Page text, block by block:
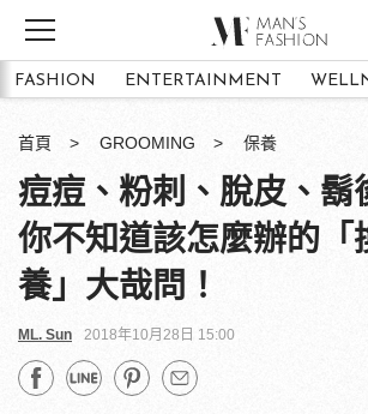
FASHION ENTERTAINMENT
首頁 GROOMING 保養
痘痘、粉刺、脫皮、鬍
你不知道該怎麼辦的「
養」大哉問！
ML. Sun 2018年10月28日 15:00